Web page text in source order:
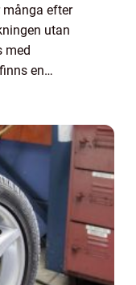
många efter
utan
med
en